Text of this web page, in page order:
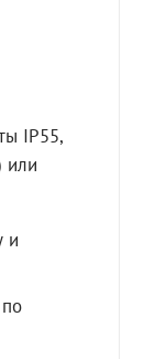
IP55,
или
и